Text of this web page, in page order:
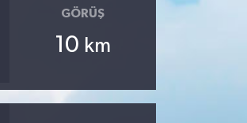
GÖRÜŞ
10 km